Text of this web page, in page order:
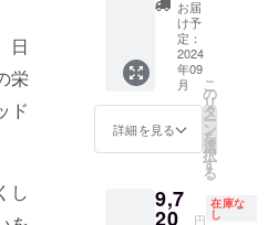
日
栄
ド
し
す！堀
口園の
お茶と
一緒
に、四
季を楽
しんで
いただ
けるよ
クトし
た商品
いたし
ます！
良質な
お茶を
味わい
つつ、
カラダ
に近づ
を体験
してみ
肪をエ
ネル
ギーに
変換す
ると言
われて
「カ
フェイ
TEKITE
※20歳未
満の者
による
飲酒は
法令で
禁止さ
ます。
20歳未
リター
ンを選
射日
光、高
温多湿
を避け
て保存
してく
ださい
※商品は
けしま
す。 日
TEKITE
KI FOR
ATHLE
TES
『CHIL
L
OUT』
個入り※
供 賞味
期限 ・
割！】
茶乃美
プロテ
イン60
日分 通
常価格
12,960
円 ↓ 超
早割価
9,720円
内容量
お届
け予
定：
2024
年09
月
詳細を見る
こ
の
リ
タ
ー
ン
を
選
択
す
る
9,7
20 円
在庫な
し